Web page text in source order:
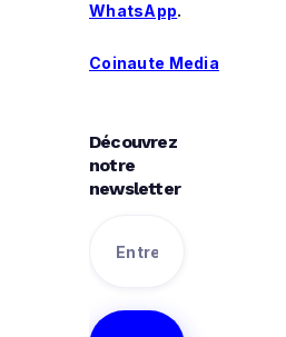
WhatsApp.
Coinaute Media
Découvrez
notre
newsletter